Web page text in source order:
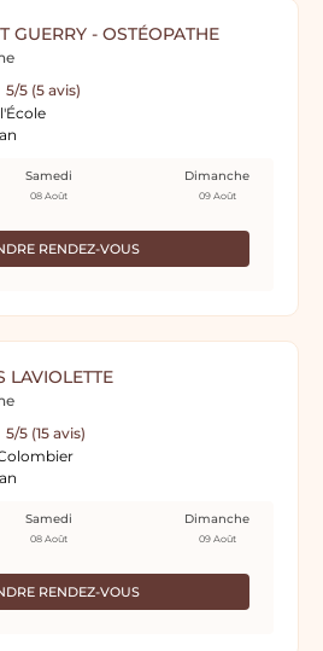
GUERRY - OSTÉOPATHE
5/5 (5 avis)
RENDEZ-VOUS
Samedi
08 Août
Dimanche
09 Août
LAVIOLETTE
5/5 (15 avis)
RENDEZ-VOUS
Samedi
08 Août
Dimanche
09 Août